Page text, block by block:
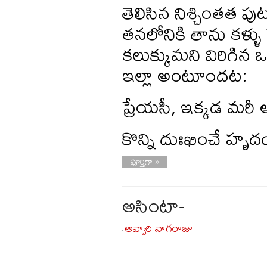
తెలిసిన నిశ్చింతత
తనలోనికి తాను కళ్ళు
కలుక్కుమని
ఇల్లా అంటూందట:
ప్రేయసీ, ఇక్కడ మరీ
కొన్ని దుఃఖించే
పూర్తిగా »
అసింటా-
-అవ్వారి నాగరాజు